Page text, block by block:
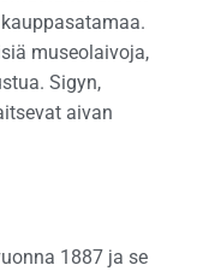
museolaivoja,
Sigyn,
aivan
1887 ja se